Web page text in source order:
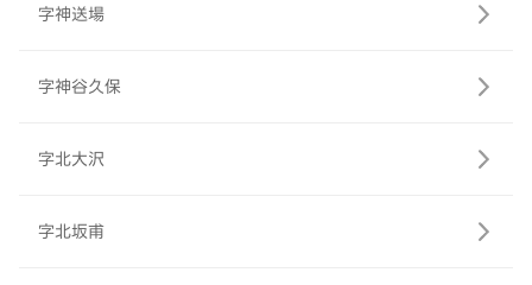
字神送場
字神谷久保
字北大沢
字北坂甫